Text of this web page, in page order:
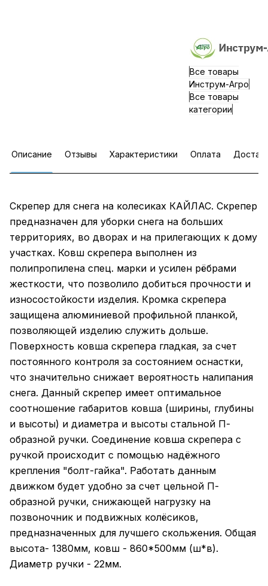
Все товары
Инструм-Агро
Все товары
категории
Описание Отзывы Характеристики Оплата
Скрепер для снега на колесиках КАЙЛАС. Скрепер
предназначен для уборки снега на больших
территориях, во дворах и на прилегающих к дому
участках. Ковш скрепера выполнен из
полипропилена спец. марки и усилен рёбрами
жесткости, что позволило добиться прочности и
износостойкости изделия. Кромка скрепера
защищена алюминиевой профильной планкой,
позволяющей изделию служить дольше.
Поверхность ковша скрепера гладкая, за счет
постоянного контроля за состоянием оснастки,
что значительно снижает вероятность налипания
снега. Данный скрепер имеет оптимальное
соотношение габаритов ковша (ширины, глубины
и высоты) и диаметра и высоты стальной П-
образной ручки. Соединение ковша скрепера с
ручкой происходит с помощью надёжного
крепления "болт-гайка". Работать данным
движком будет удобно за счет цельной П-
образной ручки, снижающей нагрузку на
позвоночник и подвижных колёсиков,
предназначенных для лучшего скольжения. Общая
высота- 1380мм, ковш - 860*500мм (ш*в).
Диаметр ручки - 22мм.